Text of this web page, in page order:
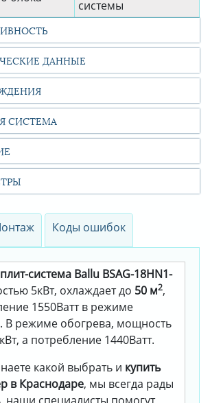
системы
ДАННЫЕ
СИСТЕМА
Коды ошибок
система Ballu BSAG-18HN1-
5кВт, охлаждает до 50 м2,
1550Ватт в режиме
В режиме обогрева, мощность
а потребление 1440Ватт.
какой выбрать и купить
в Краснодаре, мы всегда рады